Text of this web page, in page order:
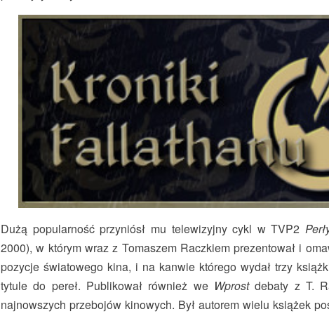
Dużą popularność przyniósł mu telewizyjny cykl w TVP2
2000), w którym wraz z Tomaszem Raczkiem prezentował i
pozycje światowego kina, i na kanwie którego wydał trzy
tytule do pereł. Publikował również we Wprostdebaty z T.
najnowszych przebojów kinowych. Był autorem wielu książek